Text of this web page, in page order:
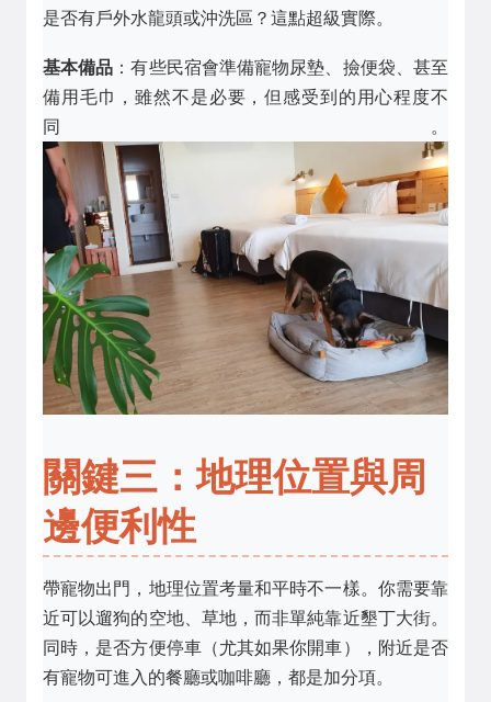
是否有戶外水龍頭或沖洗區？這點超級實際。
基本備品 ：有些民宿會準備寵物尿墊、撿便袋、甚至
備用毛巾，雖然不是必要，但感受到的用心程度不
同。
關鍵三：地理位置與周
邊便利性
帶寵物出門，地理位置考量和平時不一樣。你需要靠
近可以遛狗的空地、草地，而非單純靠近墾丁大街。
同時，是否方便停車（尤其如果你開車），附近是否
有寵物可進入的餐廳或咖啡廳，都是加分項。